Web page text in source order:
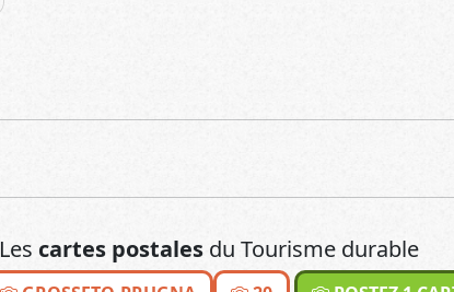
Les cartes postales du Tourisme durable